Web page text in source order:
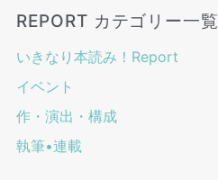
REPORT カテゴリー一覧
いきなり本読み！Report
イベント
作・演出・構成
執筆•連載